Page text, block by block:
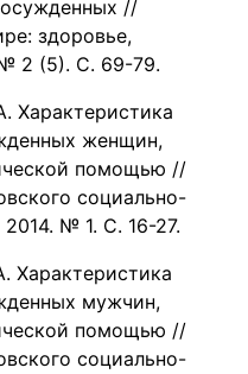
//
здоровье,
№ 2 (5). С. 69-79.
Характеристика
женщин,
помощью //
социально-
№ 1. С. 16-27.
Характеристика
мужчин,
помощью //
социально-